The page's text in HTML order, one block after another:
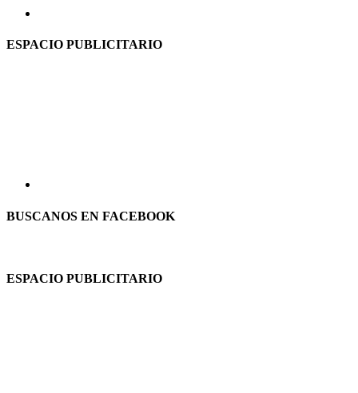
ESPACIO PUBLICITARIO
BUSCANOS EN FACEBOOK
ESPACIO PUBLICITARIO